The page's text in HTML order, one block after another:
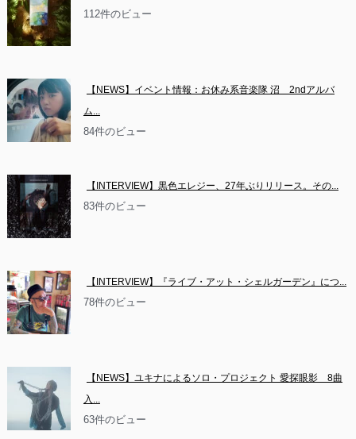
112件のビュー
【NEWS】イベント情報：お休み系音楽隊 沼　2ndアルバ
ム...
84件のビュー
【INTERVIEW】黒色エレジー、27年ぶりリリース。その...
83件のビュー
【INTERVIEW】『ライブ・アット・シェルガーデン』につ...
78件のビュー
【NEWS】ユキナによるソロ・プロジェクト 愛探眼影　8曲
入...
63件のビュー